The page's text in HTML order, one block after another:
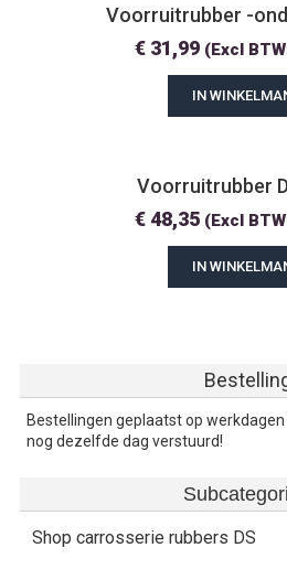
Voorruitrubber -
€31,99 (Excl
IN
Voorruitrubber
€48,35 (Excl
IN
Bestellingen geplaatst op
nog dezelfde dag verstuurd!
Shop carrosserie rubbers DS